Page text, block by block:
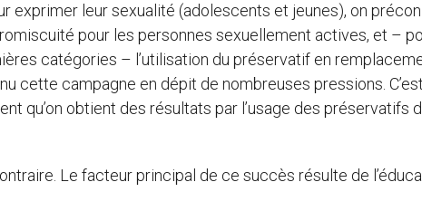
exprimer leur sexualité (adolescents et jeunes), on
pour les personnes sexuellement actives, et –
catégories – l’utilisation du préservatif en
cette campagne en dépit de nombreuses pressions.
qu’on obtient des résultats par l’usage des préservatifs
Le facteur principal de ce succès résulte de